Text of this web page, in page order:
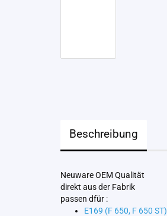
Beschreibung
Neuware OEM Qualität
direkt aus der Fabrik
passen dfür :
E169 (F 650, F 650